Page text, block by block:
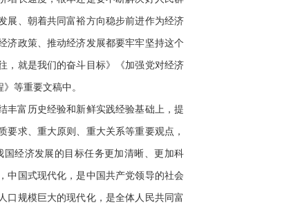
展、朝着共同富裕方向稳步前进作为经济
济政策、推动经济发展都要牢牢坚持这个
，就是我们的奋斗目标》《加强党对经济
等重要文稿中。
丰富历史经验和新鲜实践经验基础上，提
求、重大原则、重大关系等重要观点，
经济发展的目标任务更加清晰、更加科
中国式现代化，是中国共产党领导的社会
口规模巨大的现代化，是全体人民共同富